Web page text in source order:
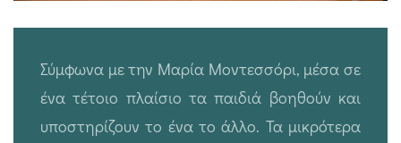
Σύμφωνα με την Μαρία Μοντεσσόρι, μέσα σε
ένα τέτοιο πλαίσιο τα παιδιά βοηθούν και
υποστηρίζουν το ένα το άλλο. Τα μικρότερα